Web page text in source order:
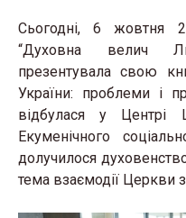
Сьогодні, 6 жовтня
“Духовна велич
презентувала свою
України: проблеми і
відбулася у
Екуменічного
долучилося
тема взаємодії Церкви